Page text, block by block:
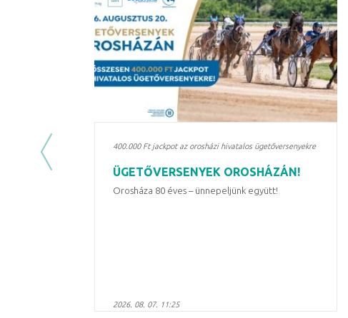
400.000 Ft jackpot az orosházi hivatalos ügetőversenyekre
ÜGETŐVERSENYEK OROSHÁZÁN!
Orosháza 80 éves – ünnepeljünk együtt!
2026. 08. 07. 11:25
Previous